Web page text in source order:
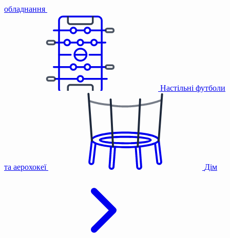
обладнання
Настільні футболи
та аерохокеї Дім